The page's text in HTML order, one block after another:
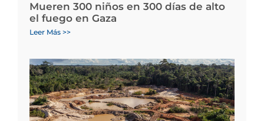
Mueren 300 niños en 300 días de alto
el fuego en Gaza
Leer Más >>